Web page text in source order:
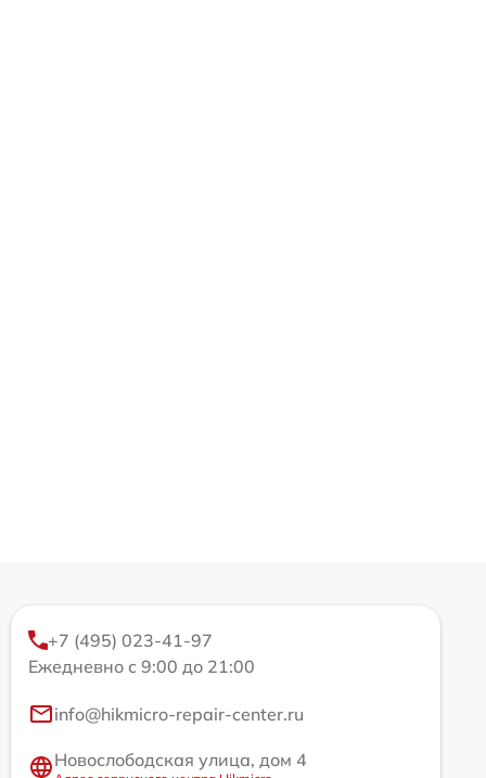
+7 (495) 023-41-97
Ежедневно с 9:00 до 21:00
info@hikmicro-repair-center.ru
Новослободская улица, дом 4